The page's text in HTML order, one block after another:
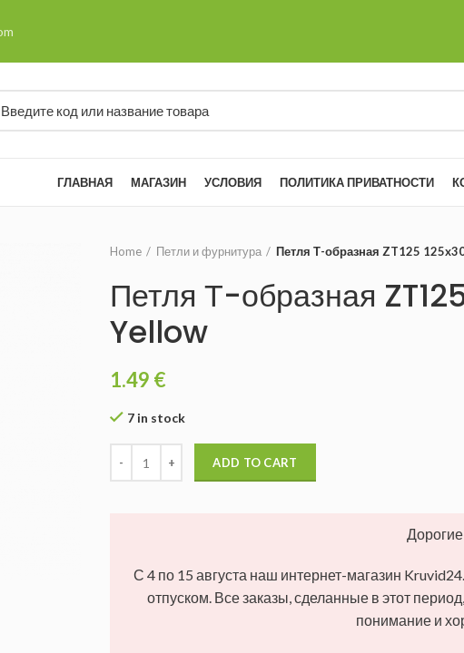
ГЛАВНАЯ МАГАЗИН УСЛОВИЯ ПОЛИТИКА ПРИВАТНОСТИ
Home Петли и фурнитура Петля Т-образная ZT125
Петля Т-образная
Yellow
1.49 €
7 in stock
ADD TO CART
С 4 по 15 августа наш интернет-магазин
отпуском. Все заказы, сделанные в этот
понимание и